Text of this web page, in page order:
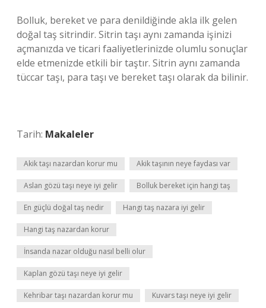
Bolluk, bereket ve para denildiğinde akla ilk gelen
doğal taş sitrindir. Sitrin taşı aynı zamanda işinizi
açmanızda ve ticari faaliyetlerinizde olumlu sonuçlar
elde etmenizde etkili bir taştır. Sitrin aynı zamanda
tüccar taşı, para taşı ve bereket taşı olarak da bilinir.
Tarih: Makaleler
Akik taşı nazardan korur mu Akik taşının neye faydası var
Aslan gözü taşı neye iyi gelir Bolluk bereket için hangi taş
En güçlü doğal taş nedir Hangi taş nazara iyi gelir
Hangi taş nazardan korur
İnsanda nazar olduğu nasıl belli olur
Kaplan gözü taşı neye iyi gelir
Kehribar taşı nazardan korur mu Kuvars taşı neye iyi gelir